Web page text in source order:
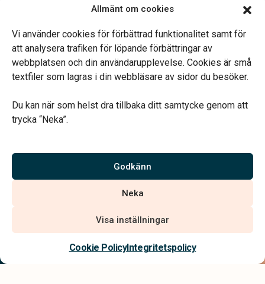
Allmänt om cookies
Vi använder cookies för förbättrad funktionalitet samt för
att analysera trafiken för löpande förbättringar av
webbplatsen och din användarupplevelse. Cookies är små
textfiler som lagras i din webbläsare av sidor du besöker.
Du kan när som helst dra tillbaka ditt samtycke genom att
trycka “Neka”.
Godkänn
Neka
Visa inställningar
Cookie PolicyIntegritetspolicy
Kontakta oss
Måndag-Torsdag 09.00-15.00
Telefonjour dygnet runt.
Vårt systerbolag Verahill hjälper dig med familjejuridiken –
Vi är auktoriserade av Sveriges Begravningsbyråers Förbund och
har högt ställda krav på utbildning, kvalitet, miljö och arbetsmiljö.